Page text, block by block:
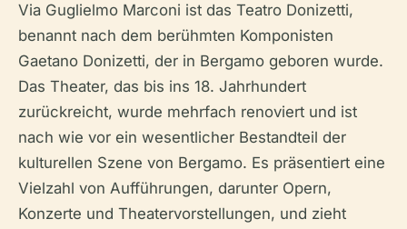
Via Guglielmo Marconi ist das Teatro Donizetti,
benannt nach dem berühmten Komponisten
Gaetano Donizetti, der in Bergamo geboren wurde.
Das Theater, das bis ins 18. Jahrhundert
zurückreicht, wurde mehrfach renoviert und ist
nach wie vor ein wesentlicher Bestandteil der
kulturellen Szene von Bergamo. Es präsentiert eine
Vielzahl von Aufführungen, darunter Opern,
Konzerte und Theatervorstellungen, und zieht